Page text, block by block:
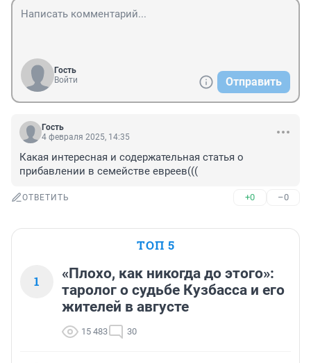
Гость
Войти
Отправить
Гость
4 февраля 2025, 14:35
Какая интересная и содержательная статья о
прибавлении в семействе евреев(((
ОТВЕТИТЬ +0 –0
ТОП 5
1
«Плохо, как никогда до этого»:
таролог о судьбе Кузбасса и его
жителей в августе
15 483 30